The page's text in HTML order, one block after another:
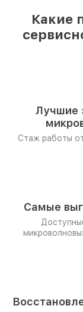
Какие
Лучшие
Стаж работы
Самые